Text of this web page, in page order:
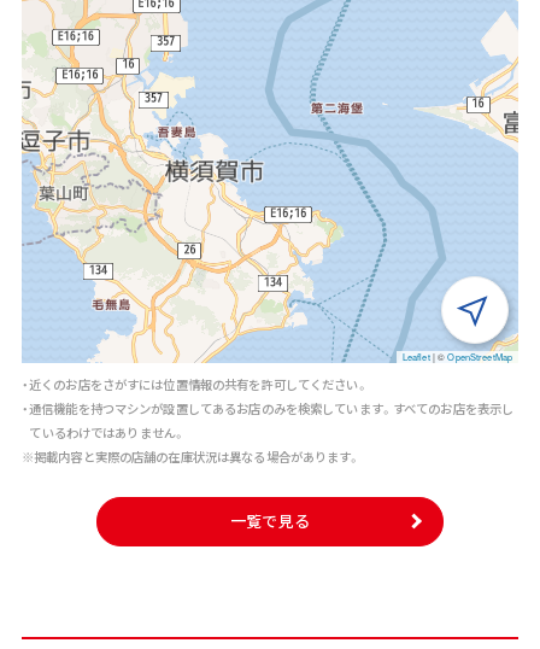
Leaflet |©OpenStreetMap
・近くのお店をさがすには位置情報の共有を許可してください。
・通信機能を持つマシンが設置してあるお店のみを検索しています。すべてのお店を表示し
ているわけではありません。
※掲載内容と実際の店舗の在庫状況は異なる場合があります。
一覧で見る